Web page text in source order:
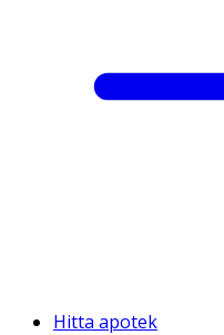
Hitta apotek